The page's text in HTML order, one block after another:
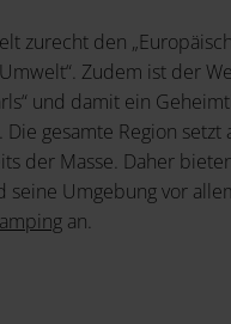
zurecht den
Zudem ist der
und damit ein
gesamte Region setzt
der Masse. Daher
seine Umgebung vor
an.